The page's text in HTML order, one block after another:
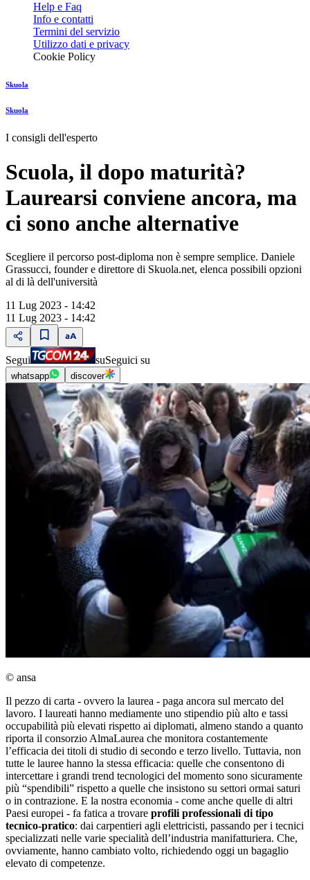
Help e Faq
Info e contatti
Termini del servizio
Utilizzo dati e privacy
Cookie Policy
Skuola
Skuola
I consigli dell'esperto
Scuola, il dopo maturità?
Laurearsi conviene ancora, ma
ci sono anche alternative
Scegliere il percorso post-diploma non è sempre semplice. Daniele
Grassucci, founder e direttore di Skuola.net, elenca possibili opzioni
al di là dell'università
11 Lug 2023 - 14:42
11 Lug 2023 - 14:42
Segui suSeguici su
whatsapp discover
© ansa
Il pezzo di carta - ovvero la laurea - paga ancora sul mercato del
lavoro. I laureati hanno mediamente uno stipendio più alto e tassi
occupabilità più elevati rispetto ai diplomati, almeno stando a quanto
riporta il consorzio AlmaLaurea che monitora costantemente
l’efficacia dei titoli di studio di secondo e terzo livello. Tuttavia, non
tutte le lauree hanno la stessa efficacia: quelle che consentono di
intercettare i grandi trend tecnologici del momento sono sicuramente
più “spendibili” rispetto a quelle che insistono su settori ormai saturi
o in contrazione. E la nostra economia - come anche quelle di altri
Paesi europei - fa fatica a trovare profili professionali di tipo
tecnico-pratico: dai carpentieri agli elettricisti, passando per i tecnici
specializzati nelle varie specialità dell’industria manifatturiera. Che,
ovviamente, hanno cambiato volto, richiedendo oggi un bagaglio
elevato di competenze.